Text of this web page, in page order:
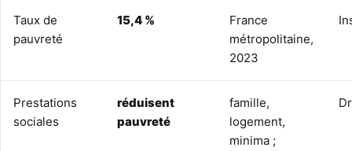
Taux de
pauvreté
15,4 %
France
métropolitaine,
2023
Prestations
sociales
réduisent
pauvreté
famille,
logement,
minima ;